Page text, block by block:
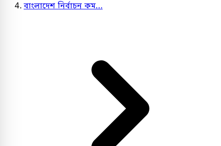
বাংলাদেশ নির্বাচন কম…